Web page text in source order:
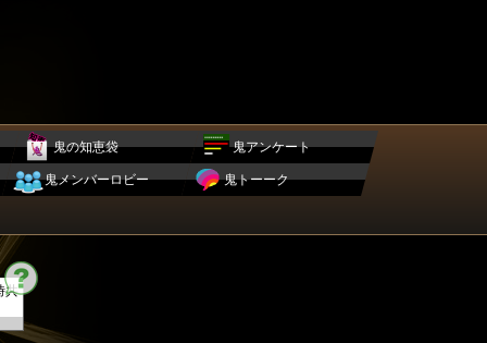
鬼の知恵袋 鬼アンケート
鬼メンバーロビー 鬼トーーク
共